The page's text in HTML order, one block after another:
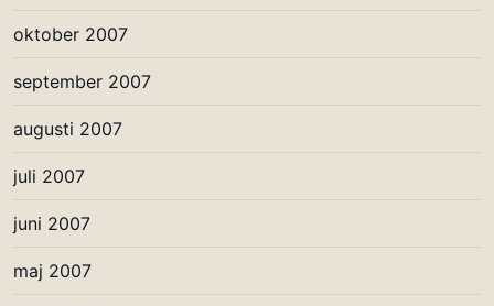
oktober 2007
september 2007
augusti 2007
juli 2007
juni 2007
maj 2007